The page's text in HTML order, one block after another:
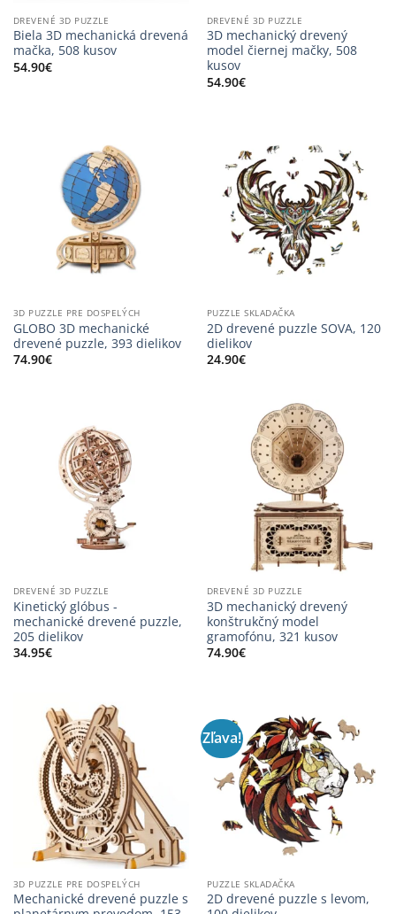
DREVENÉ 3D PUZZLE
Biela 3D mechanická drevená
mačka, 508 kusov
54.90€
DREVENÉ 3D PUZZLE
3D mechanický drevený
model čiernej mačky, 508
kusov
54.90€
3D PUZZLE PRE DOSPELÝCH
GLOBO 3D mechanické
drevené puzzle, 393 dielikov
74.90€
PUZZLE SKLADAČKA
2D drevené puzzle SOVA, 120
dielikov
24.90€
DREVENÉ 3D PUZZLE
Kinetický glóbus -
mechanické drevené puzzle,
205 dielikov
34.95€
DREVENÉ 3D PUZZLE
3D mechanický drevený
konštrukčný model
gramofónu, 321 kusov
74.90€
3D PUZZLE PRE DOSPELÝCH
Mechanické drevené puzzle s
Zľava!
PUZZLE SKLADAČKA
2D drevené puzzle s levom,